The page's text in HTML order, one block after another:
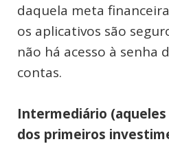
daquela meta
os aplicativos são
não há acesso à senha
contas.
Intermediário
dos primeiros